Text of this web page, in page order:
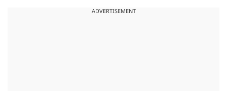
ADVERTISEMENT